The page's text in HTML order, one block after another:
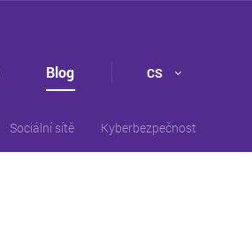
Blog CS
Sociální sítě Kyberbezpečnost